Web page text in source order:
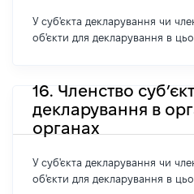
У суб'єкта декларування чи
об'єкти для декларування в
16. Членство
декларування в
органах
У суб'єкта декларування чи
об'єкти для декларування в